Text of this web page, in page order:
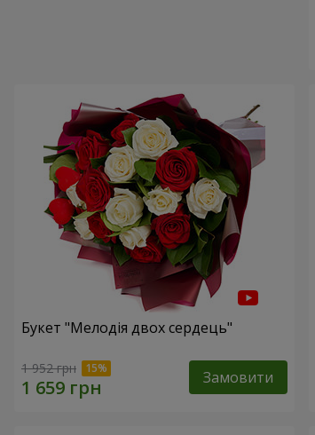
Букет "Мелодія двох сердець"
1 952 грн Замовити